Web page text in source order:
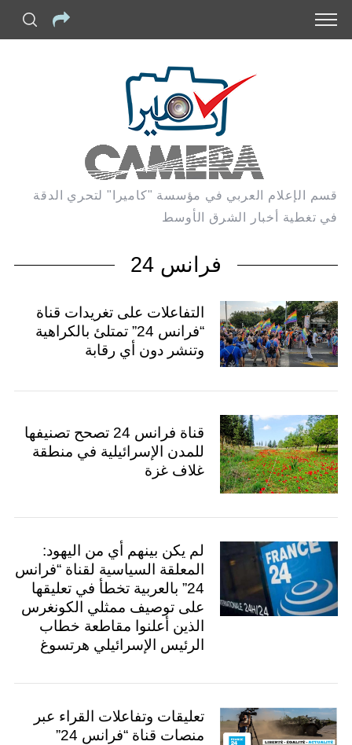
قسم الإعلام العربي في مؤسسة "كاميرا" لتحري الدقة
في تغطية أخبار الشرق الأوسط
فرانس 24
التفاعلات على تغريدات قناة
“فرانس 24” تمتلئ بالكراهية
وتنشر دون أي رقابة
قناة فرانس 24 تصحح تصنيفها
للمدن الإسرائيلية في منطقة
غلاف غزة
لم يكن بينهم أي من اليهود:
المعلقة السياسية لقناة “فرانس
24” بالعربية تخطأ في تعليقها
على توصيف ممثلي الكونغرس
الذين أعلنوا مقاطعة خطاب
الرئيس الإسرائيلي هرتسوغ
تعليقات وتفاعلات القراء عبر
منصات قناة “فرانس 24”